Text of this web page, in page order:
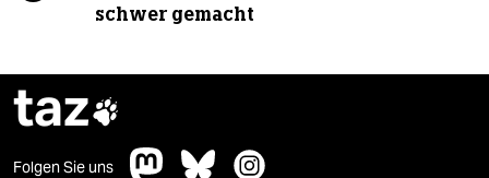
schwer gemacht
taz
Folgen Sie uns